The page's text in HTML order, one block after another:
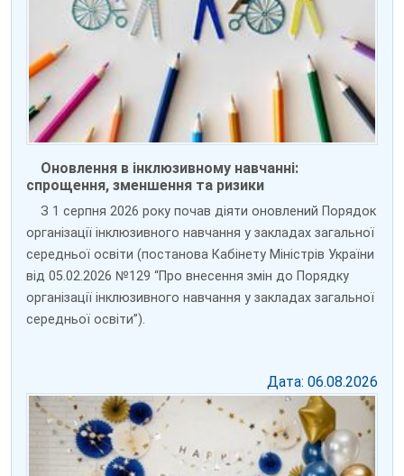
Оновлення в інклюзивному навчанні:
спрощення, зменшення та ризики
З 1 серпня 2026 року почав діяти оновлений Порядок
організації інклюзивного навчання у закладах загальної
середньої освіти (постанова Кабінету Міністрів України
від 05.02.2026 №129 “Про внесення змін до Порядку
організації інклюзивного навчання у закладах загальної
середньої освіти”).
Дата: 06.08.2026